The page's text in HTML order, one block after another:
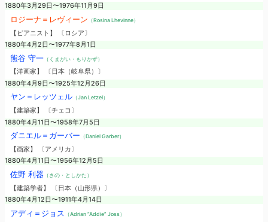
1880年3月29日〜1976年11月9日
ロジーナ＝レヴィーン （Rosina Lhevinne）
【ピアニスト】 〔ロシア〕
1880年4月2日〜1977年8月1日
熊谷 守一（くまがい・もりかず）
【洋画家】 〔日本（岐阜県）〕
1880年4月9日〜1925年12月26日
ヤン＝レッツェル（Jan Letzel）
【建築家】 〔チェコ〕
1880年4月11日〜1958年7月5日
ダニエル＝ガーバー （Daniel Garber）
【画家】 〔アメリカ〕
1880年4月11日〜1956年12月5日
佐野 利器（さの・としかた）
【建築学者】 〔日本（山形県）〕
1880年4月12日〜1911年4月14日
アディ＝ジョス （Adrian “Addie” Joss）